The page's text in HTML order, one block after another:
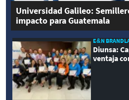
Universidad Galileo:
impacto para Guatemala
E&N
Diunsa:
ventaja